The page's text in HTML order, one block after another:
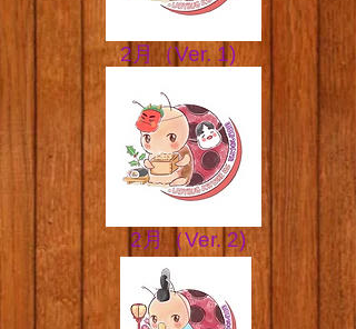
​​2月（Ver. 1)
​​2月（Ver. 2)